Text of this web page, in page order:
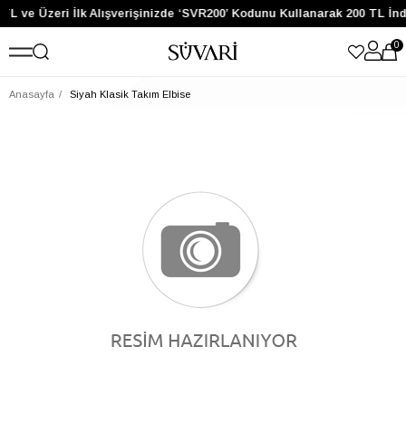
ve Üzeri İlk Alışverişinizde ‘SVR200’ Kodunu Kullanarak 200 TL
0
Anasayfa Siyah Klasik Takım Elbise